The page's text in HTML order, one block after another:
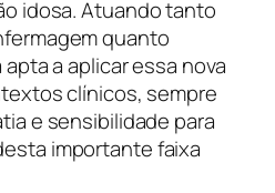
idosa. Atuando tanto
quanto
a aplicar essa nova
clínicos, sempre
e sensibilidade para
importante faixa